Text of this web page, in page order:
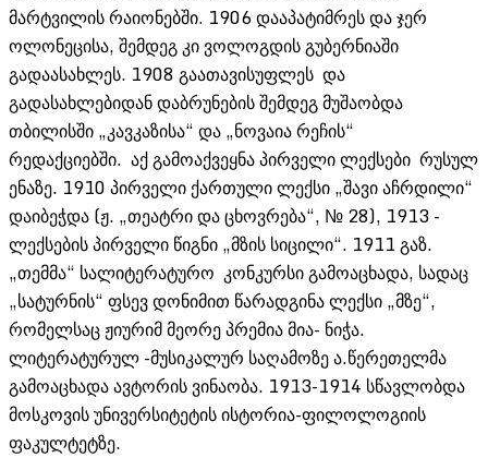
მარტვილის რაიონებში. 1906 დააპატიმრეს და ჯერ
ოლონეცისა, შემდეგ კი ვოლოგდის გუბერნიაში
გადაასახლეს. 1908 გაათავისუფლეს და
გადასახლებიდან დაბრუნების შემდეგ მუშაობდა
თბილისში „კავკაზისა“ და „ნოვაია რეჩის“
რედაქციებში. აქ გამოაქვეყნა პირველი ლექსები რუსულ
ენაზე. 1910 პირველი ქართული ლექსი „შავი აჩრდილი“
დაიბეჭდა (ჟ. „თეატრი და ცხოვრება“, № 28), 1913 -
ლექსების პირველი წიგნი „მზის სიცილი“. 1911 გაზ.
„თემმა“ სალიტერატურო კონკურსი გამოაცხადა, სადაც
„სატურნის“ ფსევ დონიმით წარადგინა ლექსი „მზე“,
რომელსაც ჟიურიმ მეორე პრემია მია- ნიჭა.
ლიტერატურულ -მუსიკალურ საღამოზე ა.წერეთელმა
გამოაცხადა ავტორის ვინაობა. 1913-1914 სწავლობდა
მოსკოვის უნივერსიტეტის ისტორია-ფილოლოგიის
ფაკულტეტზე.